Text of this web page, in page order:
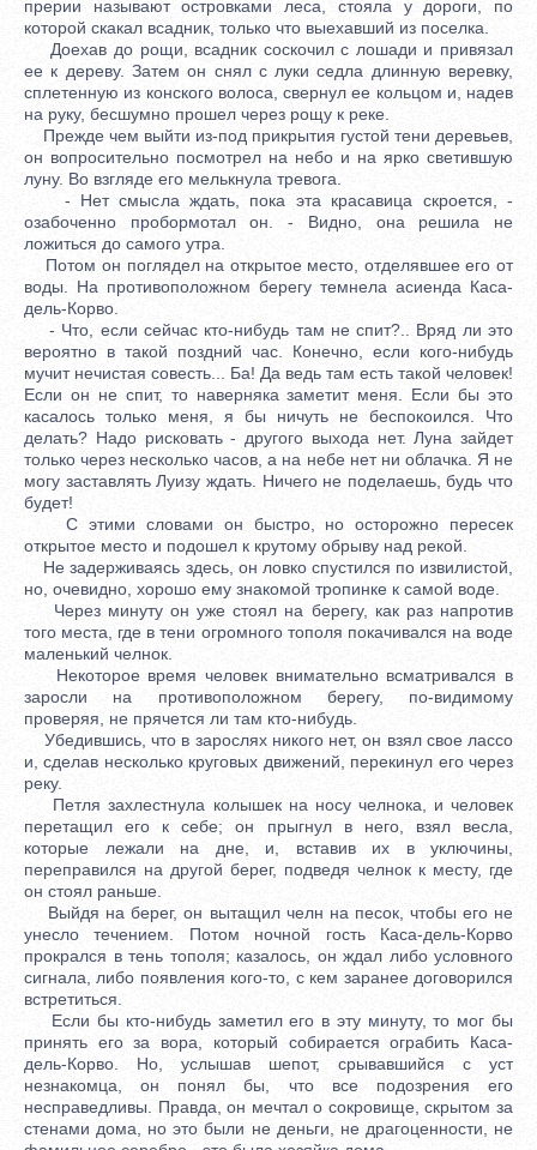
прерии называют островками леса, стояла у дороги, по
которой скакал всадник, только что выехавший из поселка.
Доехав до рощи, всадник соскочил с лошади и привязал
ее к дереву. Затем он снял с луки седла длинную веревку,
сплетенную из конского волоса, свернул ее кольцом и, надев
на руку, бесшумно прошел через рощу к реке.
Прежде чем выйти из-под прикрытия густой тени деревьев,
он вопросительно посмотрел на небо и на ярко светившую
луну. Во взгляде его мелькнула тревога.
- Нет смысла ждать, пока эта красавица скроется, -
озабоченно пробормотал он. - Видно, она решила не
ложиться до самого утра.
Потом он поглядел на открытое место, отделявшее его от
воды. На противоположном берегу темнела асиенда Каса-
дель-Корво.
- Что, если сейчас кто-нибудь там не спит?.. Вряд ли это
вероятно в такой поздний час. Конечно, если кого-нибудь
мучит нечистая совесть... Ба! Да ведь там есть такой человек!
Если он не спит, то наверняка заметит меня. Если бы это
касалось только меня, я бы ничуть не беспокоился. Что
делать? Надо рисковать - другого выхода нет. Луна зайдет
только через несколько часов, а на небе нет ни облачка. Я не
могу заставлять Луизу ждать. Ничего не поделаешь, будь что
будет!
С этими словами он быстро, но осторожно пересек
открытое место и подошел к крутому обрыву над рекой.
Не задерживаясь здесь, он ловко спустился по извилистой,
но, очевидно, хорошо ему знакомой тропинке к самой воде.
Через минуту он уже стоял на берегу, как раз напротив
того места, где в тени огромного тополя покачивался на воде
маленький челнок.
Некоторое время человек внимательно всматривался в
заросли на противоположном берегу, по-видимому
проверяя, не прячется ли там кто-нибудь.
Убедившись, что в зарослях никого нет, он взял свое лассо
и, сделав несколько круговых движений, перекинул его через
реку.
Петля захлестнула колышек на носу челнока, и человек
перетащил его к себе; он прыгнул в него, взял весла,
которые лежали на дне, и, вставив их в уключины,
переправился на другой берег, подведя челнок к месту, где
он стоял раньше.
Выйдя на берег, он вытащил челн на песок, чтобы его не
унесло течением. Потом ночной гость Каса-дель-Корво
прокрался в тень тополя; казалось, он ждал либо условного
сигнала, либо появления кого-то, с кем заранее договорился
встретиться.
Если бы кто-нибудь заметил его в эту минуту, то мог бы
принять его за вора, который собирается ограбить Каса-
дель-Корво. Но, услышав шепот, срывавшийся с уст
незнакомца, он понял бы, что все подозрения его
несправедливы. Правда, он мечтал о сокровище, скрытом за
стенами дома, но это были не деньги, не драгоценности, не